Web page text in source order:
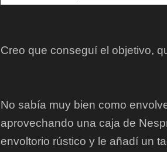
Creo que conseguí el objetivo,
No sabía muy bien como
aprovechando una caja de
envoltorio rústico y le añadí un